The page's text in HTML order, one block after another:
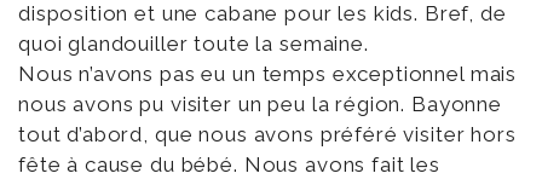
disposition et une cabane pour les kids. Bref, de
quoi glandouiller toute la semaine.
Nous n’avons pas eu un temps exceptionnel mais
nous avons pu visiter un peu la région. Bayonne
tout d’abord, que nous avons préféré visiter hors
fête à cause du bébé. Nous avons fait les